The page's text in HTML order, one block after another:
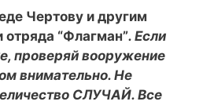
Чертову и другим
“Флагман”. Если
проверяй вооружение
внимательно. Не
СЛУЧАЙ. Все